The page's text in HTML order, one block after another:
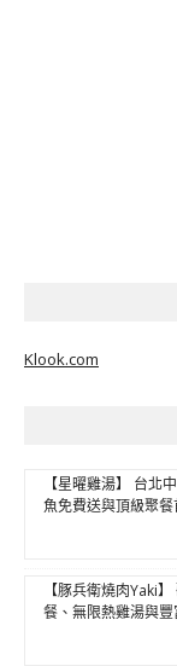
Klook.com
【星曜雞湯】 台北
魚免費送與頂級聚餐
【豚兵衛燒肉Yaki
餐、無限熱雞湯與